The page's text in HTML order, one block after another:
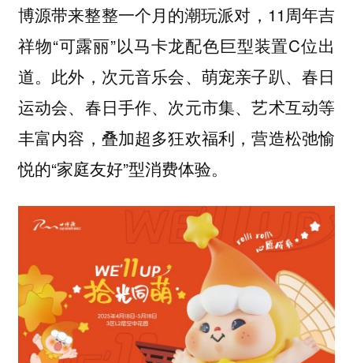
博源带来整整一个月的潮玩派对，11周年吉
祥物“可露丽”以马卡龙配色巨型装置C位出
道。此外，次元音乐会、萌宠亲子趴、春日
运动会、春日手作、次元市集、艺术互动等
丰富内容，叠加超多狂欢福利，营造松弛愉
悦的“家庭友好”型消费体验。